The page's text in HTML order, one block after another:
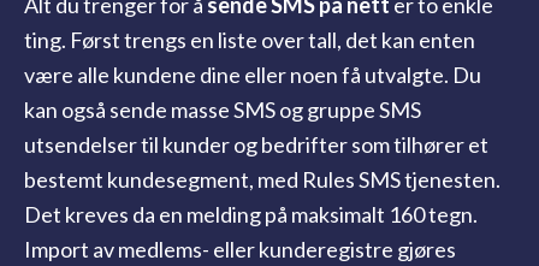
ting. Først trengs en liste over tall, det kan enten
være alle kundene dine eller noen få utvalgte. Du
kan også sende masse SMS og gruppe SMS
utsendelser til kunder og bedrifter som tilhører et
bestemt kundesegment, med Rules SMS tjenesten.
Det kreves da en melding på maksimalt 160 tegn.
Import av medlems- eller kunderegistre gjøres